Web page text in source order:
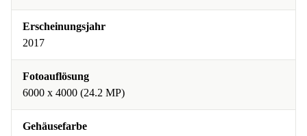
Erscheinungsjahr
2017
Fotoauflösung
6000 x 4000 (24.2 MP)
Gehäusefarbe